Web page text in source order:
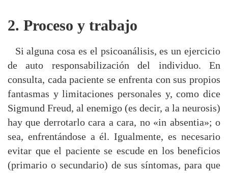
2. Proceso y trabajo
Si alguna cosa es el psicoanálisis, es un ejercicio
de auto responsabilización del individuo. En
consulta, cada paciente se enfrenta con sus propios
fantasmas y limitaciones personales y, como dice
Sigmund Freud, al enemigo (es decir, a la neurosis)
hay que derrotarlo cara a cara, no «in absentia»; o
sea, enfrentándose a él. Igualmente, es necesario
evitar que el paciente se escude en los beneficios
(primario o secundario) de sus síntomas, para que